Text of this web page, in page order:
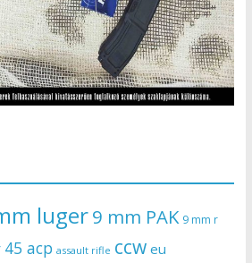
luger9 mm PAK 9 mm r
45 acp assault rifle ccw eu